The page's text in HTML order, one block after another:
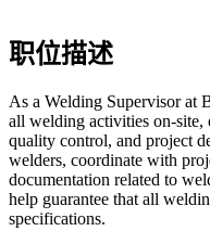
职位描述
As a Welding Supervisor at
all welding activities on-site,
quality control, and project
welders, coordinate with
documentation related to
help guarantee that all
specifications.